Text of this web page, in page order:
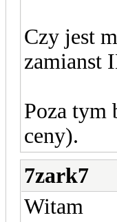
Czy jest
zamianst
Poza tym
ceny).
7zark7
Witam